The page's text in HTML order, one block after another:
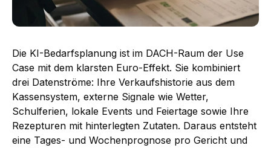
Die KI-Bedarfsplanung ist im DACH-Raum der Use
Case mit dem klarsten Euro-Effekt. Sie kombiniert
drei Datenströme: Ihre Verkaufshistorie aus dem
Kassensystem, externe Signale wie Wetter,
Schulferien, lokale Events und Feiertage sowie Ihre
Rezepturen mit hinterlegten Zutaten. Daraus entsteht
eine Tages- und Wochenprognose pro Gericht und